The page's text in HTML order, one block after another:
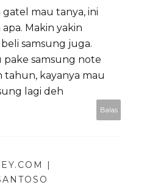
gatel mau tanya, ini
Makin yakin
samsung juga.
samsung note
tahun, kayanya mau
lagi deh
Balas
|